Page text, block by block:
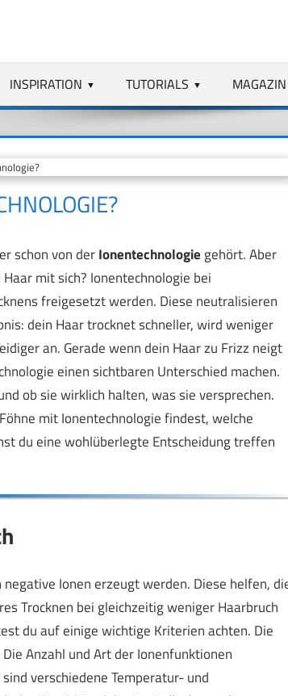
INSPIRATION TUTORIALS MAGAZIN
schon von derIonentechnologie gehört. Aber
mit sich? Ionentechnologie bei
freigesetzt werden. Diese neutralisieren
dein Haar trocknet schneller, wird weniger
an. Gerade wenn dein Haar zu Frizz neigt
einen sichtbaren Unterschied machen.
ob sie wirklich halten, was sie versprechen.
mit Ionentechnologie findest, welche
du eine wohlüberlegte Entscheidung treffen
Ionen erzeugt werden. Diese helfen,
Trocknen bei gleichzeitig weniger Haarbruch
du auf einige wichtige Kriterien achten. Die
Anzahl und Art der Ionenfunktionen
verschiedene Temperatur- und